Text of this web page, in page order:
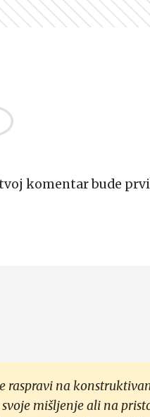
komentar bude
na
mišljenje ali na